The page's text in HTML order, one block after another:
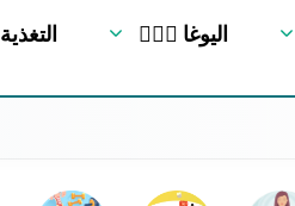
🥦 التغذية 🧘🏻‍♂️ اليوغا